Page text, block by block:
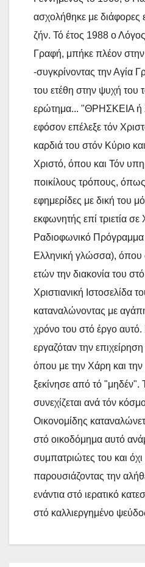
ασχολήθηκε με διάφορες
ζήν. Τό έτος 1988 ο
Γραφή, μπήκε πλέον στην
-συγκρίνοντας την Αγία
του ετέθη στην ψυχή του
ερώτημα... "ΘΡΗΣΚΕΙΑ ή
εφόσον επέλεξε τόν
καρδιά του στόν Κύριο
Χριστό, όπου και Τόν
ποικίλους τρόπους,
εφημερίδες με δική του
εκφωνητής επί τριετία σε
Ραδιοφωνικό Πρόγραμμα
Ελληνική γλώσσα), όπου
ετών την διακονία του
Χριστιανική Ιστοσελίδα
καταναλώνοντας με
χρόνο του στό έργο αυτό.
εργαζόταν την
όπου με την Χάρη και
ξεκίνησε από τό "μηδέν".
συνεχίζεται ανά τόν
Οικονομίδης
στό οικοδόμημα αυτό
συμπατριώτες του και
παρουσιάζοντας την
ενάντια στό ιερατικό
στό καλλιεργημένο